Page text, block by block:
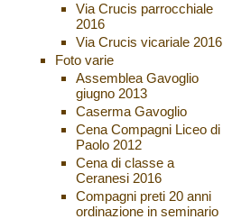
Via Crucis parrocchiale
2016
Via Crucis vicariale 2016
Foto varie
Assemblea Gavoglio
giugno 2013
Caserma Gavoglio
Cena Compagni Liceo di
Paolo 2012
Cena di classe a
Ceranesi 2016
Compagni preti 20 anni
ordinazione in seminario